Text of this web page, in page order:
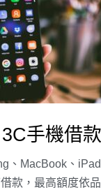
3C手機借款
、MacBook、
款，最高額度依